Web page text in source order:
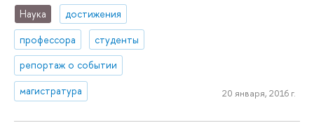
Наука
достижения
профессора
студенты
репортаж о событии
магистратура
20 января, 2016 г.